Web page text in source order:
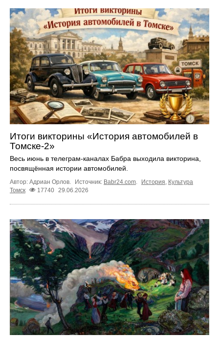
Итоги викторины «История автомобилей в
Томске-2»
Весь июнь в телеграм‑каналах Бабра выходила викторина,
посвящённая истории автомобилей.
Автор: Адриан Орлов. Источник: Babr24.com. История, Культура
Томск
17740 29.06.2026